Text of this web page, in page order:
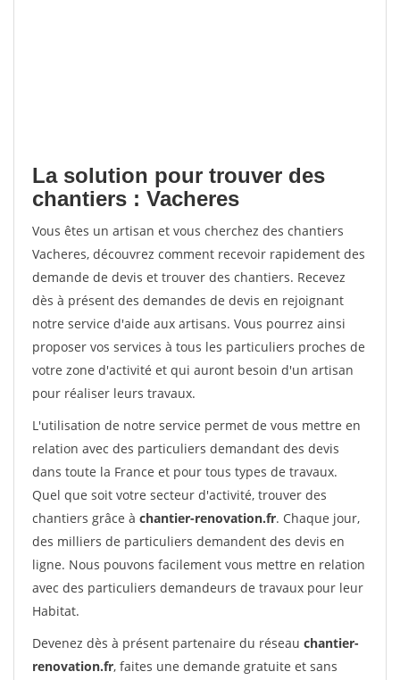
La solution pour trouver des
chantiers : Vacheres
Vous êtes un artisan et vous cherchez des chantiers
Vacheres, découvrez comment recevoir rapidement des
demande de devis et trouver des chantiers. Recevez
dès à présent des demandes de devis en rejoignant
notre service d'aide aux artisans. Vous pourrez ainsi
proposer vos services à tous les particuliers proches de
votre zone d'activité et qui auront besoin d'un artisan
pour réaliser leurs travaux.
L'utilisation de notre service permet de vous mettre en
relation avec des particuliers demandant des devis
dans toute la France et pour tous types de travaux.
Quel que soit votre secteur d'activité, trouver des
chantiers grâce à chantier-renovation.fr. Chaque jour,
des milliers de particuliers demandent des devis en
ligne. Nous pouvons facilement vous mettre en relation
avec des particuliers demandeurs de travaux pour leur
Habitat.
Devenez dès à présent partenaire du réseau chantier-
renovation.fr, faites une demande gratuite et sans